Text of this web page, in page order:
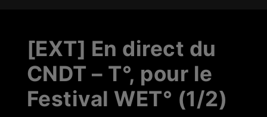
[EXT] En direct du
CNDT – T°, pour le
Festival WET° (1/2)